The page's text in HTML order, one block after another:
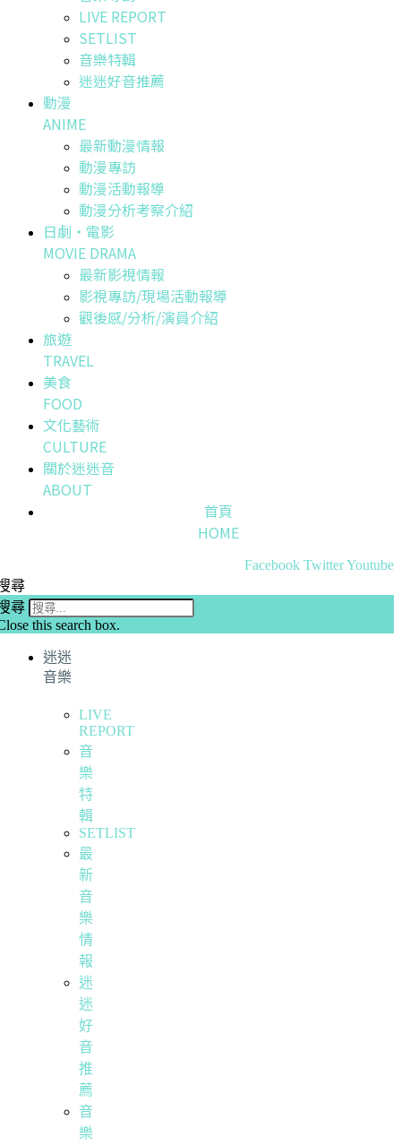
LIVE REPORT
SETLIST
音樂特輯
迷迷好音推薦
動漫
ANIME
最新動漫情報
動漫專訪
動漫活動報導
動漫分析考察介紹
日劇・電影
MOVIE DRAMA
最新影視情報
影視專訪/現場活動報導
觀後感/分析/演員介紹
旅遊
TRAVEL
美食
FOOD
文化藝術
CULTURE
關於迷迷音
ABOUT
首頁
HOME
Facebook TwitterYoutube
尋
尋
this search box.
迷迷
音樂
LIVE
REPORT
音
樂
特
輯
SETLIST
最
新
音
樂
情
報
迷
迷
好
音
推
薦
音
樂